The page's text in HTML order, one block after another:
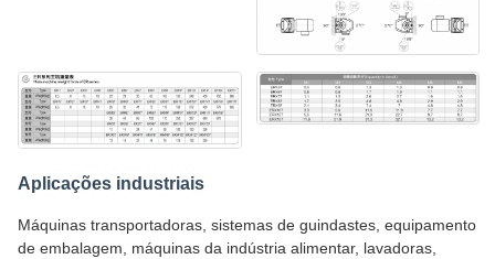
Aplicações industriais
Máquinas transportadoras, sistemas de guindastes, equipamento
de embalagem, máquinas da indústria alimentar, lavadoras,